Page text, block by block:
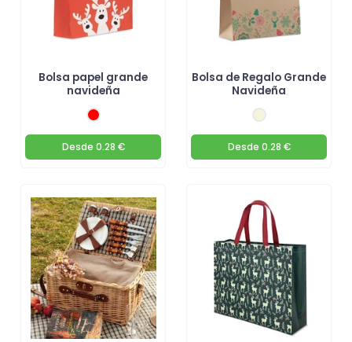
Bolsa papel grande
navideña
Desde 0.28 €
Bolsa de Regalo Grande
Navideña
Desde 0.28 €